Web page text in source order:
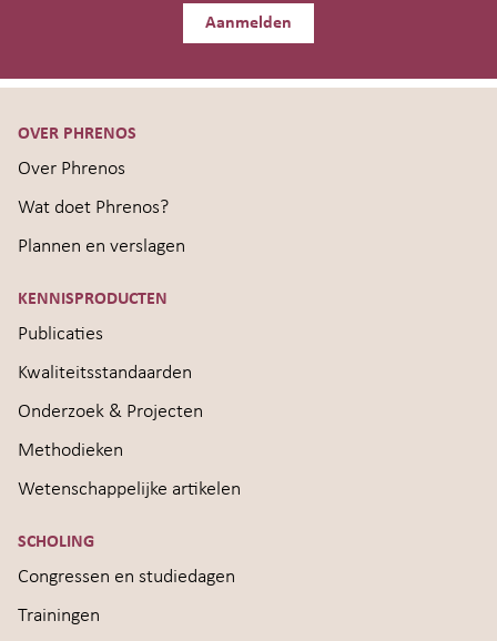
Aanmelden
OVER PHRENOS
Over Phrenos
Wat doet Phrenos?
Plannen en verslagen
KENNISPRODUCTEN
Publicaties
Kwaliteitsstandaarden
Onderzoek & Projecten
Methodieken
Wetenschappelijke artikelen
SCHOLING
Congressen en studiedagen
Trainingen